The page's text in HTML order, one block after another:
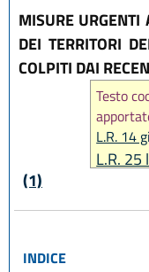
MISURE URGENTI
DEI TERRITORI
COLPITI DAI
Testo
L.R. 14
L.R.
(1)
INDICE